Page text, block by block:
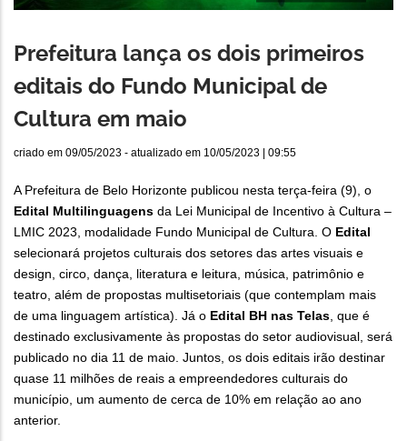
Prefeitura lança os dois primeiros
editais do Fundo Municipal de
Cultura em maio
criado em 09/05/2023 - atualizado em 10/05/2023 | 09:55
A Prefeitura de Belo Horizonte publicou nesta terça-feira (9), o
Edital Multilinguagens da Lei Municipal de Incentivo à Cultura –
LMIC 2023, modalidade Fundo Municipal de Cultura. O Edital
selecionará projetos culturais dos setores das artes visuais e
design, circo, dança, literatura e leitura, música, patrimônio e
teatro, além de propostas multisetoriais (que contemplam mais
de uma linguagem artística). Já o Edital BH nas Telas, que é
destinado exclusivamente às propostas do setor audiovisual, será
publicado no dia 11 de maio. Juntos, os dois editais irão destinar
quase 11 milhões de reais a empreendedores culturais do
município, um aumento de cerca de 10% em relação ao ano
anterior.